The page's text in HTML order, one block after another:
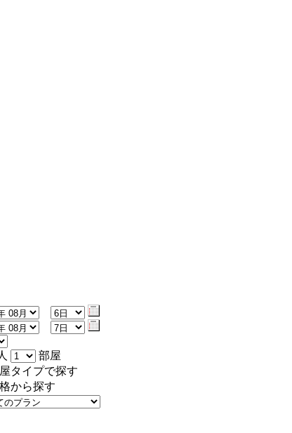
部屋
タイプで探す
から探す